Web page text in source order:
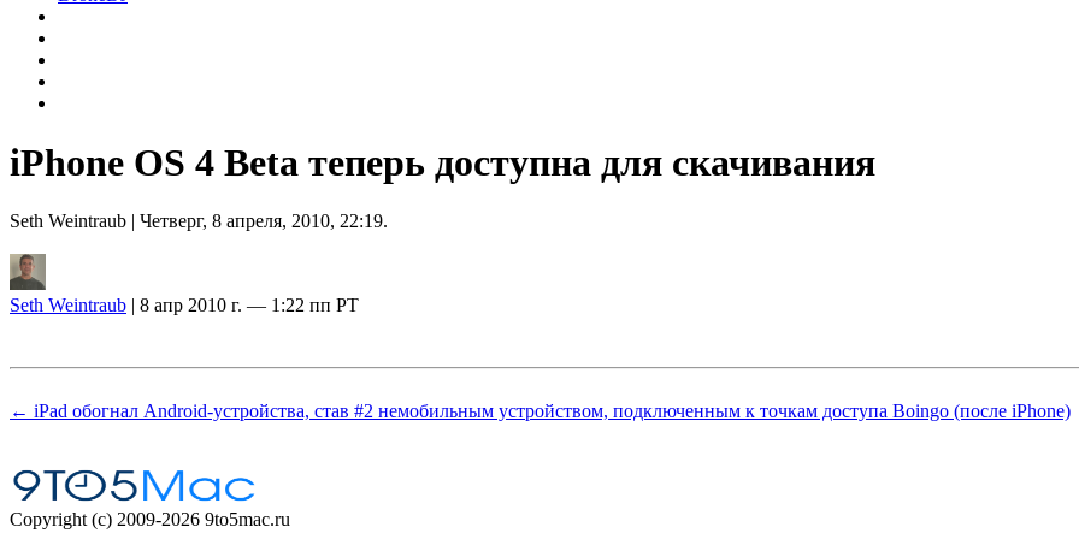
iPhone OS 4 Beta теперь доступна для скачивания
Seth Weintraub | Четверг, 8 апреля, 2010, 22:19.
Seth Weintraub | 8 апр 2010 г. — 1:22 пп PT
← iPad обогнал Android-устройства, став #2 немобильным устройством, подключенным к точкам доступа Boingo (после iPhone)
Copyright (c) 2009-2026 9to5mac.ru